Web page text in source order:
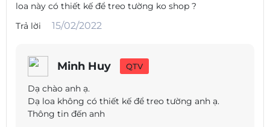
loa này có thiết kế để treo tường ko shop ?
Trả lời
15/02/2022
Minh Huy QTV
Dạ chào anh ạ.
Dạ loa không có thiết kế để treo tường anh ạ.
Thông tin đến anh